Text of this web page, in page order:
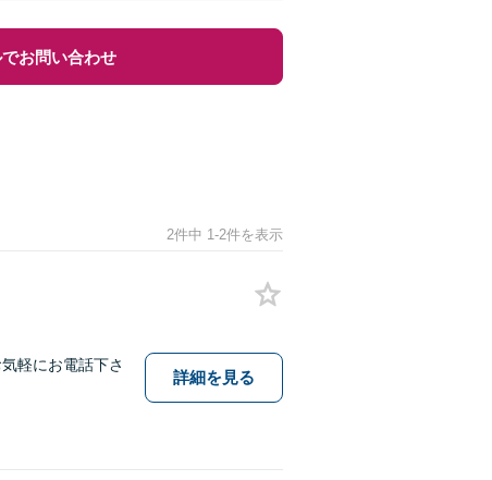
でお問い合わせ
2件中 1-2件を表示
軽にお電話下さ
詳細を見る